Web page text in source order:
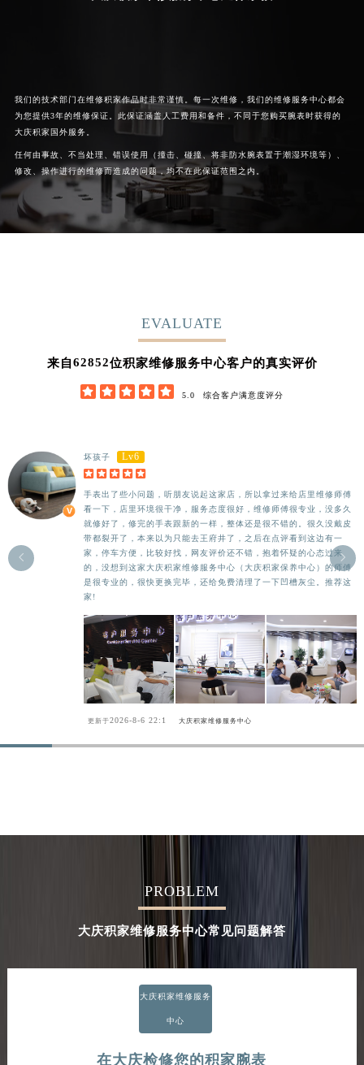
我们的技术部门在维修积家作品时非常谨慎。每一次维修，我们的维修服务中心都会
为您提供3年的维修保证。此保证涵盖人工费用和备件，不同于您购买腕表时获得的
大庆积家国外服务。
任何由事故、不当处理、错误使用（撞击、碰撞、将非防水腕表置于潮湿环境等）、
修改、操作进行的维修而造成的问题，均不在此保证范围之内。
EVALUATE
来自62852位积家维修服务中心客户的真实评价
     5.0 综合客户满意度评分
坏孩子 Lv6
    
手表出了些小问题，听朋友说起这家店，所以拿过来给店里维修师傅
看一下，店里环境很干净，服务态度很好，维修师傅很专业，没多久
就修好了，修完的手表跟新的一样，整体还是很不错的。很久没戴皮
带都裂开了，本来以为只能去王府井了，之后在点评看到这边有一
家，停车方便，比较好找，网友评价还不错，抱着怀疑的心态过来
的，没想到这家大庆积家维修服务中心（大庆积家保养中心）的师傅
是很专业的，很快更换完毕，还给免费清理了一下凹槽灰尘。推荐这
家!
更新于2026-8-6 22:1 大庆积家维修服务中心


PROBLEM
大庆积家维修服务中心常见问题解答
大庆积家维修服务
中心
在大庆检修您的积家腕表